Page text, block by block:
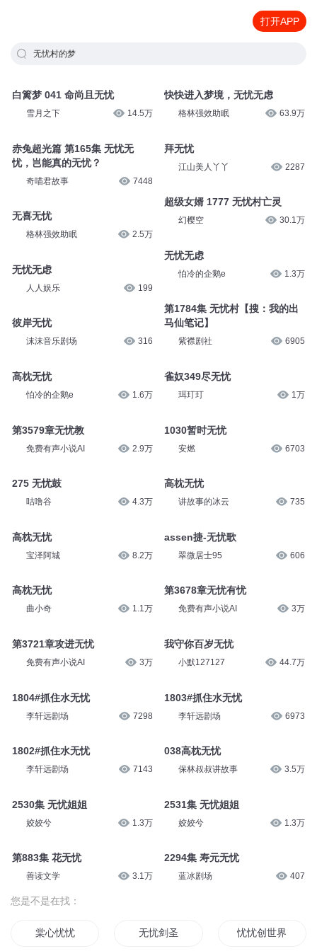
打开APP
无忧村的梦
白篱梦 041 命尚且无忧
雪月之下 14.5万
赤兔超光篇 第165集 无忧无
忧，岂能真的无忧？
奇喵君故事 7448
无喜无忧
格林强效助眠 2.5万
无忧无虑
人人娱乐 199
彼岸无忧
沫沫音乐剧场 316
高枕无忧
怕冷的企鹅e 1.6万
第3579章无忧教
免费有声小说AI 2.9万
275 无忧鼓
咕噜谷 4.3万
高枕无忧
宝泽阿城 8.2万
高枕无忧
曲小奇 1.1万
第3721章攻进无忧
免费有声小说AI 3万
1804#抓住水无忧
李轩远剧场 7298
1802#抓住水无忧
李轩远剧场 7143
2530集 无忧姐姐
姣姣兮 1.3万
第883集 花无忧
善读文学 3.1万
快快进入梦境，无忧无虑
格林强效助眠 63.9万
拜无忧
江山美人丫丫 2287
超级女婿 1777 无忧村亡灵
幻樱空 30.1万
无忧无虑
怕冷的企鹅e 1.3万
第1784集 无忧村【搜：我的出
马仙笔记】
紫襟剧社 6905
雀奴349尽无忧
珥玎玎 1万
1030暂时无忧
安燃 6703
高枕无忧
讲故事的冰云 735
assen捷-无忧歌
翠微居士95 606
第3678章无忧有忧
免费有声小说AI 3万
我守你百岁无忧
小默127127 44.7万
1803#抓住水无忧
李轩远剧场 6973
038高枕无忧
保林叔叔讲故事 3.5万
2531集 无忧姐姐
姣姣兮 1.3万
2294集 寿元无忧
蓝冰剧场 407
您是不是在找：
棠心忧忧 无忧剑圣 忧忧创世界